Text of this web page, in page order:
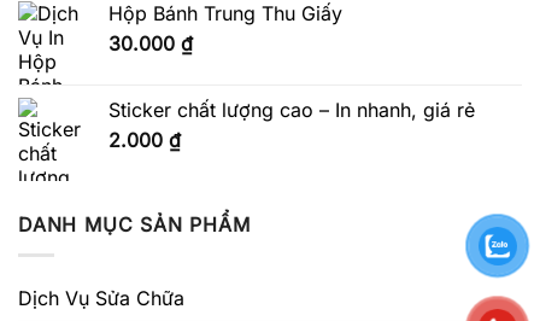
1.000 ₫.
là:
Hộp Bánh Trung Thu Giấy
30.000 ₫
Sticker chất lượng cao – In nhanh, giá rẻ
2.000 ₫
DANH MỤC SẢN PHẨM
Dịch Vụ Sửa Chữa